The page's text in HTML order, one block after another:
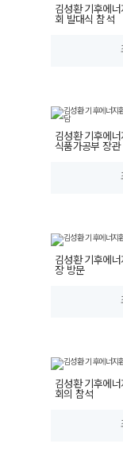
김성환 기후에
회 발대식 참석
김성환 기후에
식품가공부 장
김성환 기후에
장 방문
김성환 기후에
회의 참석